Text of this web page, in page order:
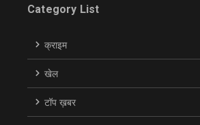
Category List
क्राइम
खेल
टॉप ख़बर